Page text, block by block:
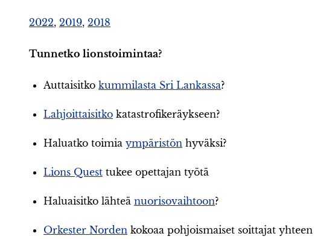
2022, 2019, 2018
Tunnetko lionstoimintaa?
Auttaisitko kummilasta Sri Lankassa?
Lahjoittaisitko katastrofikeräykseen?
Haluatko toimia ympäristön hyväksi?
Lions Quest tukee opettajan työtä
Haluaisitko lähteä nuorisovaihtoon?
Orkester Norden kokoaa pohjoismaiset soittajat yhteen